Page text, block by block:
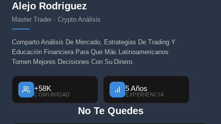
Alejo Rodriguez
Master Trader · Crypto Análisis
Comparto Análisis De Mercado, Estrategias De Trading Y
Educación Financiera Para Que Más Latinoamericanos
Tomen Mejores Decisiones Con Su Dinero.
+58K
COMUNIDAD
5 Años
EXPERIENCIA
No Te Quedes